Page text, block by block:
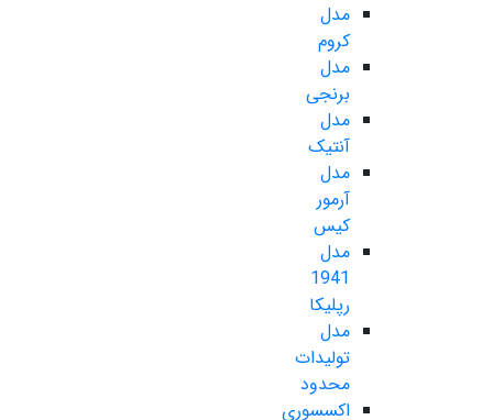
مدل
کروم
مدل
برنجی
مدل
آنتیک
مدل
آرمور
کیس
مدل
1941
رپلیکا
مدل
تولیدات
محدود
اکسسوری